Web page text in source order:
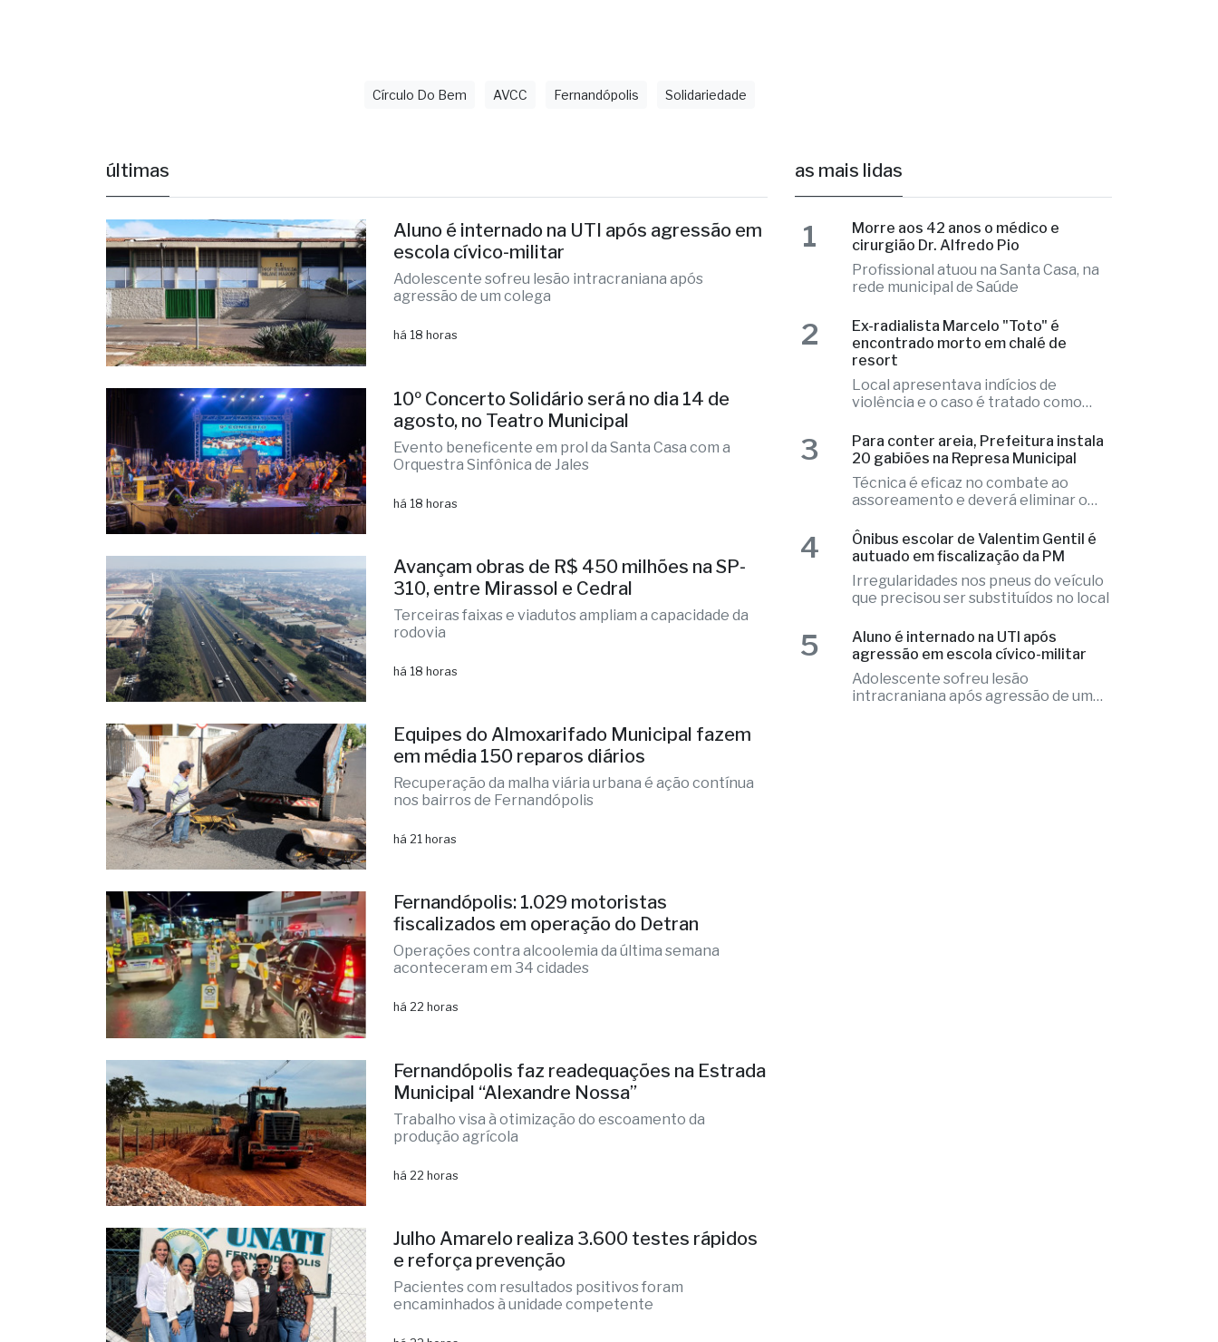
10º Concerto Solidário será no dia 14 de
agosto, no Teatro Municipal
Evento beneficente em prol da Santa Casa com a
Avançam obras de R$ 450 milhões na SP-
310, entre Mirassol e Cedral
Terceiras faixas e viadutos ampliam a capacidade da
rodovia
Equipes do Almoxarifado Municipal fazem
em média 150 reparos diários
Recuperação da malha viária urbana é ação contínua
nos bairros de Fernandópolis
Fernandópolis: 1.029 motoristas
fiscalizados em operação do Detran
Operações contra alcoolemia da última semana
aconteceram em 34 cidades
Fernandópolis faz readequações na Estrada
Municipal “Alexandre Nossa”
Trabalho visa à otimização do escoamento da
Julho Amarelo realiza 3.600 testes rápidos
e reforça prevenção
Pacientes com resultados positivos foram
encaminhados à unidade competente
Festival sertanejo, quermesse e show das
Marcianas em Brasitânia
A festa de aniversário do distrito com atrações
rede municipal de Saúde
encontrado morto em chalé de
resort
Local apresentava indícios de
violência e o caso é tratado como
investigação
Para conter areia, Prefeitura instala
20 gabiões na Represa Municipal
Técnica é eficaz no combate ao
assoreamento e deverá eliminar o
problema
3
autuado em fiscalização da PM
Irregularidades nos pneus do veículo
que precisou ser substituídos no local
agressão em escola cívico-militar
Adolescente sofreu lesão
intracraniana após agressão de um
colega